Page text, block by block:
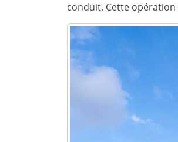
conduit. Cette